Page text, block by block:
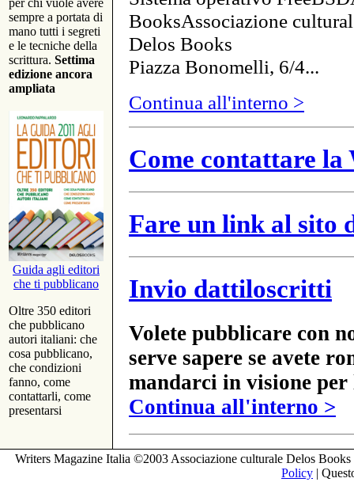
per chi vuole avere
sempre a portata di
mano tutti i segreti
e le tecniche della
scrittura. Settima
edizione ancora
ampliata
Guida agli editori
che ti pubblicano
Oltre 350 editori
che pubblicano
autori italiani: che
cosa pubblicano,
che condizioni
fanno, come
contattarli, come
presentarsi
BooksAssociazione
Delos Books
Piazza Bonomelli, 6/4...
Continua all'interno >
Come contattare
Fare un link al sito
Invio dattiloscritti
Volete pubblicare con
serve sapere se avete
mandarci in visione
Continua all'interno >
Writers Magazine Italia ©2003 Associazione culturale Delos
Policy |